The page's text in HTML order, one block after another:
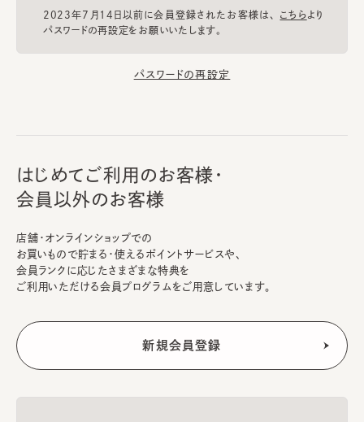
2023年7月14日以前に会員登録されたお客様は、 こちらより
パスワードの再設定をお願いいたします。
パスワードの再設定
はじめてご利用のお客様・
会員以外のお客様
店舗・オンラインショップでの
お買いもので貯まる・使えるポイントサービスや、
会員ランクに応じたさまざまな特典を
ご利用いただける会員プログラムをご用意しています。